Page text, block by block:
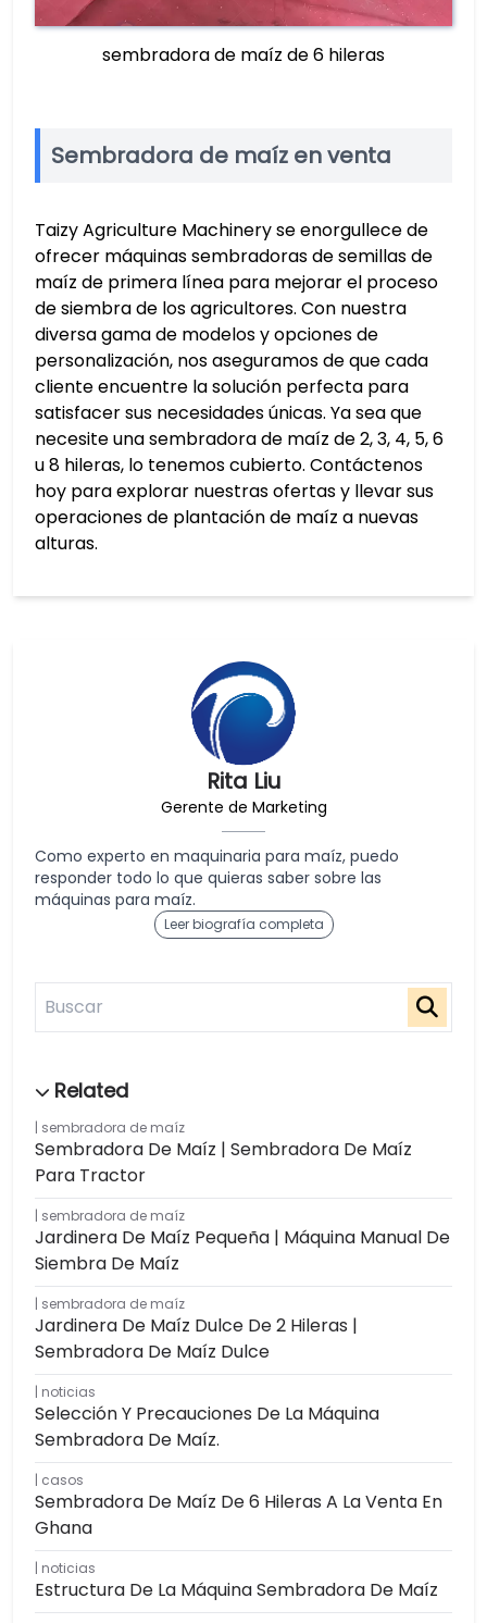
Rita Liu
Gerente de Marketing
Como experto en maquinaria para maíz, puedo
responder todo lo que quieras saber sobre las
máquinas para maíz.
Leer biografía completa
sembradora de maíz
Sembradora De Maíz | Sembradora De Maíz
Para Tractor
sembradora de maíz
Jardinera De Maíz Pequeña | Máquina Manual De
Siembra De Maíz
sembradora de maíz
Jardinera De Maíz Dulce De 2 Hileras |
Sembradora De Maíz Dulce
noticias
Selección Y Precauciones De La Máquina
Sembradora De Maíz.
casos
Sembradora De Maíz De 6 Hileras A La Venta En
Ghana
noticias
Estructura De La Máquina Sembradora De Maíz
sembradora de maíz de 6 hileras
Sembradora de maíz en venta
Taizy Agriculture Machinery se enorgullece de
ofrecer máquinas sembradoras de semillas de
maíz de primera línea para mejorar el proceso
de siembra de los agricultores. Con nuestra
diversa gama de modelos y opciones de
personalización, nos aseguramos de que cada
cliente encuentre la solución perfecta para
satisfacer sus necesidades únicas. Ya sea que
necesite una sembradora de maíz de 2, 3, 4, 5, 6
u 8 hileras, lo tenemos cubierto. Contáctenos
hoy para explorar nuestras ofertas y llevar sus
operaciones de plantación de maíz a nuevas
alturas.